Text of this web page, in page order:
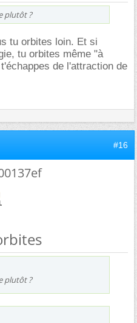
plutôt ?
tu orbites loin. Et si
tu orbites même "à
de l'attraction de
#16
plutôt ?